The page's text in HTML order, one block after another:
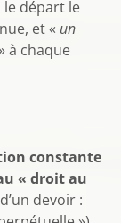
départ le
et « un
à chaque
constante
« droit au
devoir :